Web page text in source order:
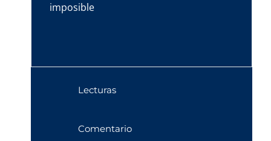
imposible
Lecturas
Comentario